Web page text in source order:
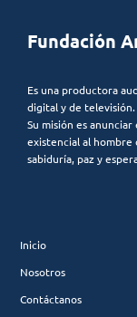
Fundación
Es una productora
digital y de televisión.
Su misión es
existencial al hombre
sabiduría, paz y
Inicio
Nosotros
Contáctanos